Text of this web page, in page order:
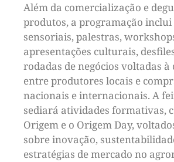
Além da comercialização e
produtos, a programação inclui
sensoriais, palestras,
apresentações culturais,
rodadas de negócios voltadas à
entre produtores locais e
nacionais e internacionais. A
sediará atividades formativas,
Origem e o Origem Day,
sobre inovação,
estratégias de mercado no